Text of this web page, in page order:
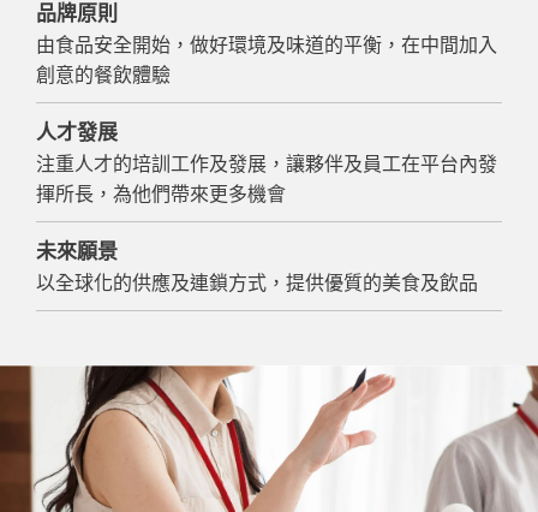
品牌原則
由食品安全開始，做好環境及味道的平衡，在中間加入
創意的餐飲體驗
人才發展
注重人才的培訓工作及發展，讓夥伴及員工在平台內發
揮所長，為他們帶來更多機會
未來願景
以全球化的供應及連鎖方式，提供優質的美食及飲品